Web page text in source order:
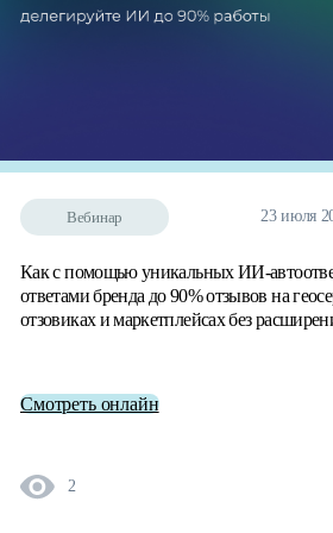
Вебинар 23 июля
Как с помощью уникальных ИИ-
ответами бренда до 90% отзывов на
отзовиках и маркетплейсах без
Смотреть онлайн
2